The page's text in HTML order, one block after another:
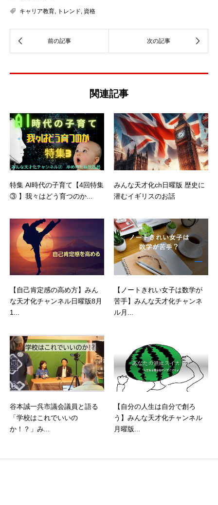
キャリア教育, トレンド, 資格
関連記事
特集 AI時代の子育て【4回特集
③ 】我々はどう育つのか...
みんな天才化ch日曜版 歴史に
潜むイギリスのお話
【自己肯定感の高め方】みん
な天才化チャンネル日曜版8月
1...
【ノートきれい女子は数学が
苦手】みんな天才化チャンネ
ル月...
谷本誠一呉市議会議員と語る
「学校はこれでいいの
か！？」み...
【自分の人生は自分で創ろ
う】みんな天才化チャンネル
月曜版...